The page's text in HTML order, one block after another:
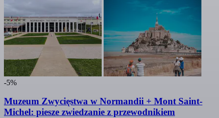
-5%
Muzeum Zwycięstwa w Normandii + Mont Saint-
Michel: piesze zwiedzanie z przewodnikiem